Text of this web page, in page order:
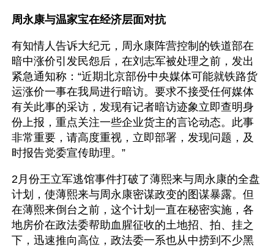
周永康与温家宝在经济层面对抗
有知情人告诉大纪元，周永康阵营控制的铁道部在
暗中涨价引发民怨后，在刘志军被处理之前，发出
紧急通知称：“近期北京部份中央媒体可能就铁路货
运涨价一事在我局进行暗访。要求不接受任何媒体
有关此事的采访，发现有记者暗访迹象立即查明身
份上报，重点关注一些企业货主的言论动态。此事
非常重要，请高度重视，立即部署，发现问题，及
时报告党委宣传助理。”
2月份王立军逃馆事件打破了薄熙来与周永康的全盘
计划，使薄熙来与周永康密谋政变的图谋暴露。但
在薄熙来倒台之前，这个计划一直在秘密实施，各
地房价在政法委帮助血腥征收的土地招、拍、挂之
下，迅速推向高位，政法委一系也从中捞到不少黑